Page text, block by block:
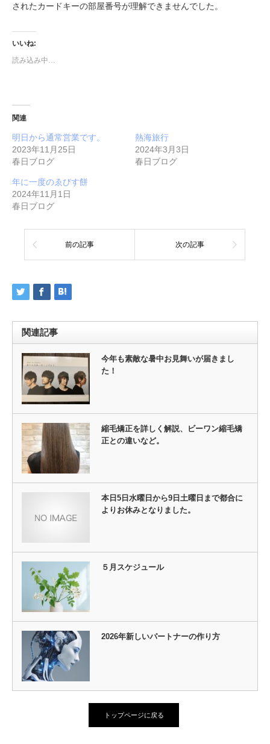
されたカードキーの部屋番号が理解できませんでした。
いいね:
読み込み中…
関連
明日から通常営業です。
2023年11月25日
春日ブログ
熱海旅行
2024年3月3日
春日ブログ
年に一度のゑびす餅
2024年11月1日
春日ブログ
前の記事 次の記事
関連記事
今年も素敵な暑中お見舞いが届きまし
た！
縮毛矯正を詳しく解説、ビーワン縮毛矯
正との違いなど。
本日5日水曜日から9日土曜日まで都合に
よりお休みとなりました。
５月スケジュール
2026年新しいパートナーの作り方
トップページに戻る